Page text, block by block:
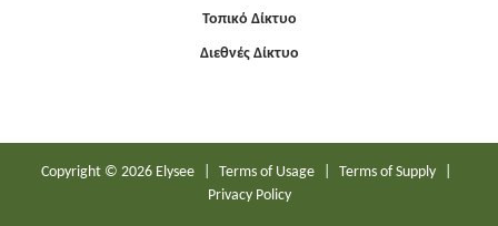
Τοπικό Δίκτυο
Διεθνές Δίκτυο
Copyright © 2026 Elysee Terms of Usage Terms of Supply
Privacy Policy